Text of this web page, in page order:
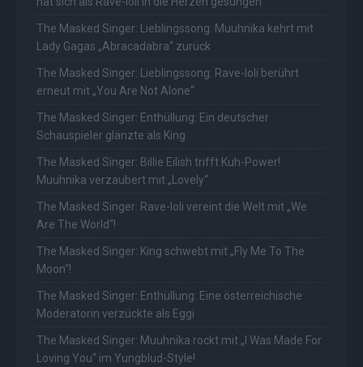
The Masked Singer: Lieblingssong: Muuhnika kehrt mit
Lady Gagas „Abracadabra“ zurück
The Masked Singer: Lieblingssong: Rave-Ioli berührt
erneut mit „You Are Not Alone“
The Masked Singer: Enthüllung: Ein deutscher
Schauspieler glänzte als King
The Masked Singer: Billie Eilish trifft Kuh-Power!
Muuhnika verzaubert mit „Lovely“
The Masked Singer: Rave-Ioli vereint die Welt mit „We
Are The World“!
The Masked Singer: King schwebt mit „Fly Me To The
Moon“!
The Masked Singer: Enthüllung: Eine österreichische
Moderatorin verzückte als Eggi
The Masked Singer: Muuhnika rockt mit „I Was Made For
Loving You“ im Yungblud-Style!